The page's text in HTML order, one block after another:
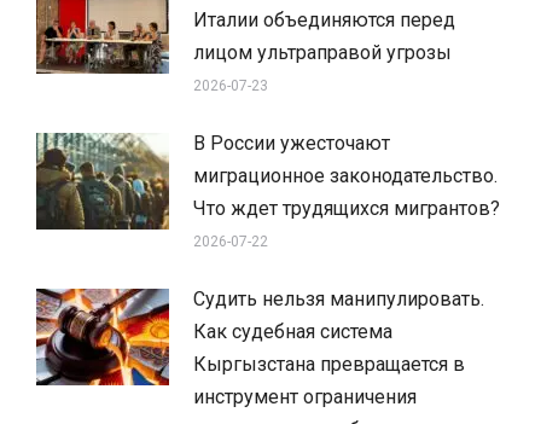
Италии объединяются перед
лицом ультраправой угрозы
2026-07-23
В России ужесточают
миграционное законодательство.
Что ждет трудящихся мигрантов?
2026-07-22
Судить нельзя манипулировать.
Как судебная система
Кыргызстана превращается в
инструмент ограничения